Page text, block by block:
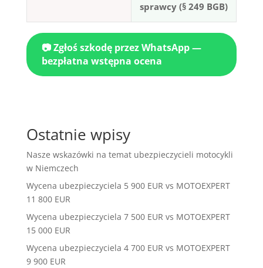
sprawcy (§ 249 BGB)
📷 Zgłoś szkodę przez WhatsApp —
bezpłatna wstępna ocena
Ostatnie wpisy
Nasze wskazówki na temat ubezpieczycieli motocykli
w Niemczech
Wycena ubezpieczyciela 5 900 EUR vs MOTOEXPERT
11 800 EUR
Wycena ubezpieczyciela 7 500 EUR vs MOTOEXPERT
15 000 EUR
Wycena ubezpieczyciela 4 700 EUR vs MOTOEXPERT
9 900 EUR